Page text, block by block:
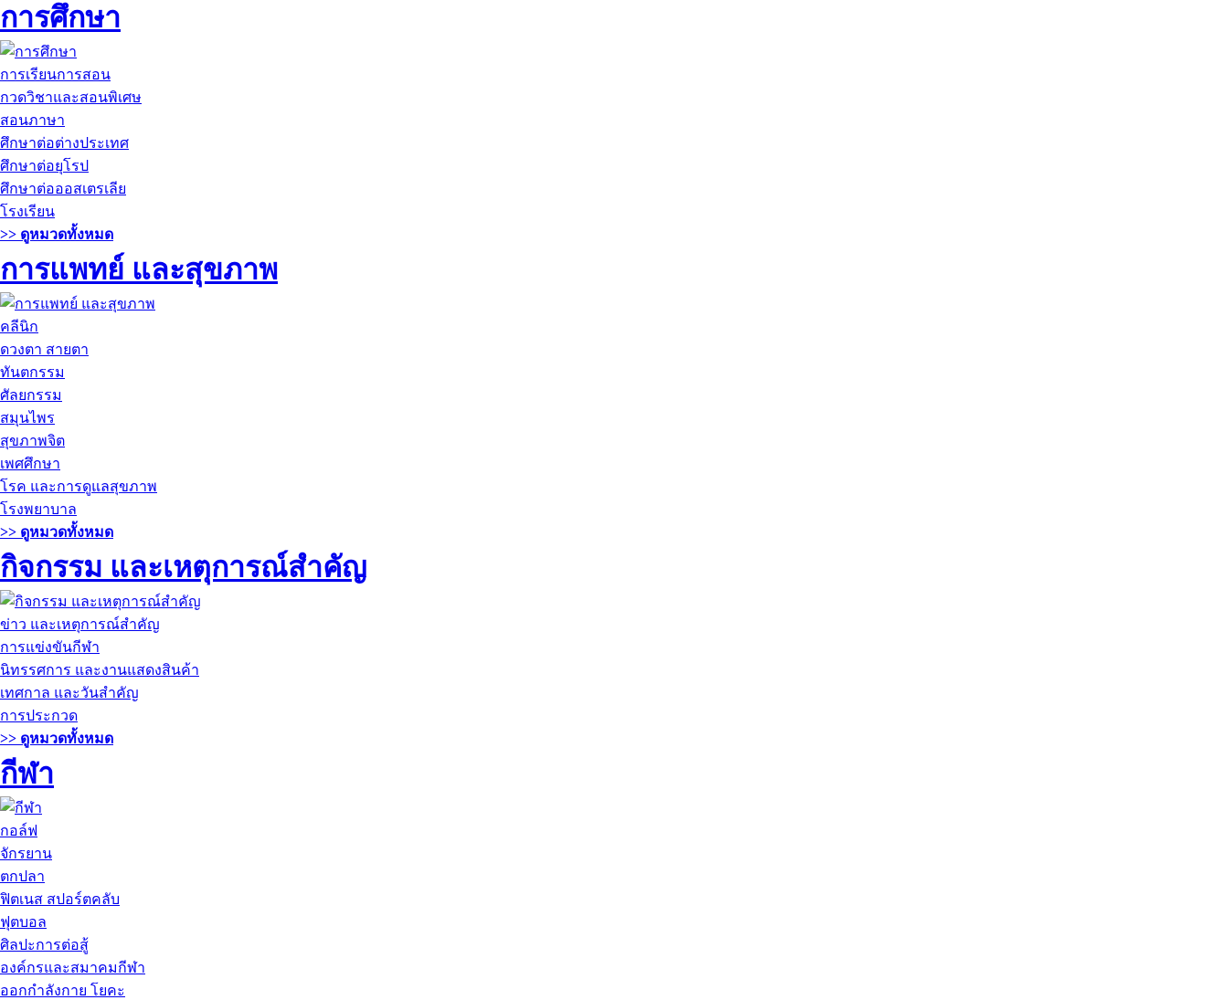
การศึกษา
การเรียนการสอน
กวดวิชาและสอนพิเศษ
สอนภาษา
ศึกษาต่อต่างประเทศ
ศึกษาต่อยุโรป
ศึกษาต่อออสเตรเลีย
โรงเรียน
>> ดูหมวดทั้งหมด
การแพทย์ และสุขภาพ
คลีนิก
ดวงตา สายตา
ทันตกรรม
ศัลยกรรม
สมุนไพร
สุขภาพจิต
เพศศึกษา
โรค และการดูแลสุขภาพ
โรงพยาบาล
>> ดูหมวดทั้งหมด
กิจกรรม และเหตุการณ์สำคัญ
ข่าว และเหตุการณ์สำคัญ
การแข่งขันกีฬา
นิทรรศการ และงานแสดงสินค้า
เทศกาล และวันสำคัญ
การประกวด
>> ดูหมวดทั้งหมด
กีฬา
กอล์ฟ
จักรยาน
ตกปลา
ฟิตเนส สปอร์ตคลับ
ฟุตบอล
ศิลปะการต่อสู้
องค์กรและสมาคมกีฬา
ออกกำลังกาย โยคะ